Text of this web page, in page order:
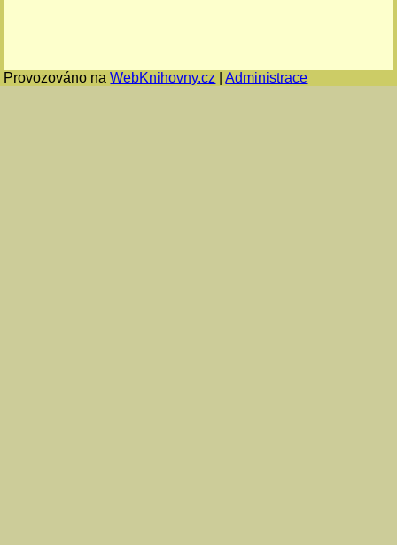
Provozováno naWebKnihovny.cz |Administrace